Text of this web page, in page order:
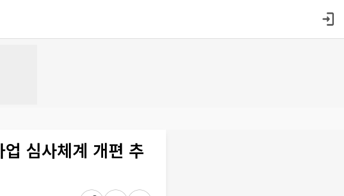
심사체계 개편 추